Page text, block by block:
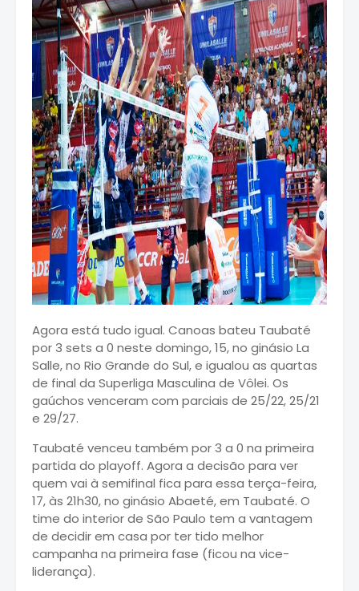
Agora está tudo igual. Canoas bateu Taubaté
por 3 sets a 0 neste domingo, 15, no ginásio La
Salle, no Rio Grande do Sul, e igualou as quartas
de final da Superliga Masculina de Vôlei. Os
gaúchos venceram com parciais de 25/22, 25/21
e 29/27.
Taubaté venceu também por 3 a 0 na primeira
partida do playoff. Agora a decisão para ver
quem vai à semifinal fica para essa terça-feira,
17, às 21h30, no ginásio Abaeté, em Taubaté. O
time do interior de São Paulo tem a vantagem
de decidir em casa por ter tido melhor
campanha na primeira fase (ficou na vice-
liderança).